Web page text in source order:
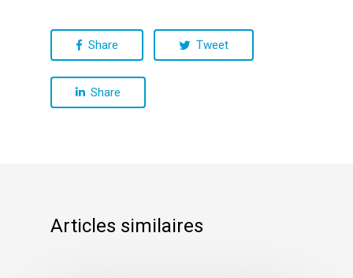
Share Tweet
Share
Articles similaires